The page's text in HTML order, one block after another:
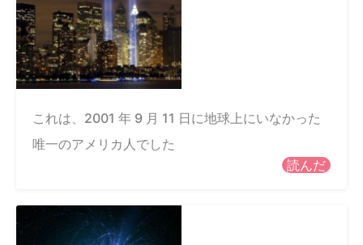
これは、2001 年 9 月 11 日に地球上にいなかった
唯一のアメリカ人でした
読んだ